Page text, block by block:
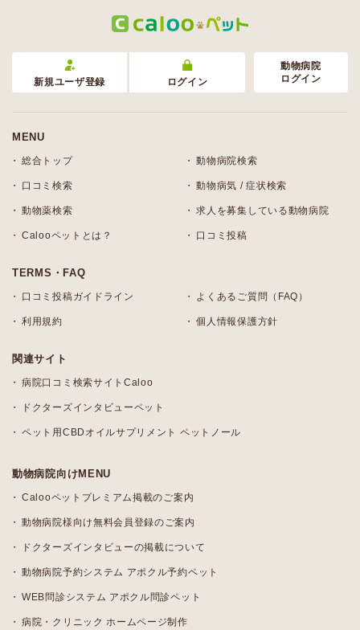
新規ユーザ登録 ログイン
動物病院
ログイン
MENU
総合トップ 動物病院検索
口コミ検索 動物病気 / 症状検索
動物薬検索 求人を募集している動物病院
Calooペットとは？ 口コミ投稿
TERMS・FAQ
口コミ投稿ガイドライン よくあるご質問（FAQ）
利用規約 個人情報保護方針
関連サイト
病院口コミ検索サイトCaloo
ドクターズインタビューペット
ペット用CBDオイルサプリメント ペットノール
動物病院向けMENU
Calooペットプレミアム掲載のご案内
動物病院様向け無料会員登録のご案内
ドクターズインタビューの掲載について
動物病院予約システム アポクル予約ペット
WEB問診システム アポクル問診ペット
病院・クリニック ホームページ制作